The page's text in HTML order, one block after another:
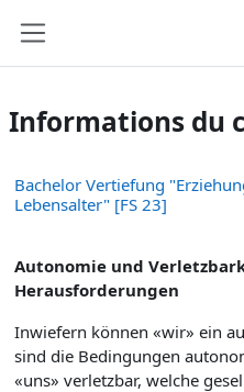
Informations du
Bachelor Vertiefung
Lebensalter" [FS 23]
Autonomie und
Herausforderungen
Inwiefern können «wir» ein
sind die Bedingungen
«uns» verletzbar, welche